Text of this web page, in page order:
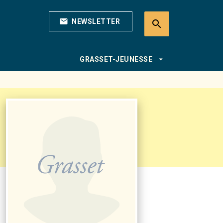
mail NEWSLETTER search
GRASSET-JEUNESSE arrow_drop_down